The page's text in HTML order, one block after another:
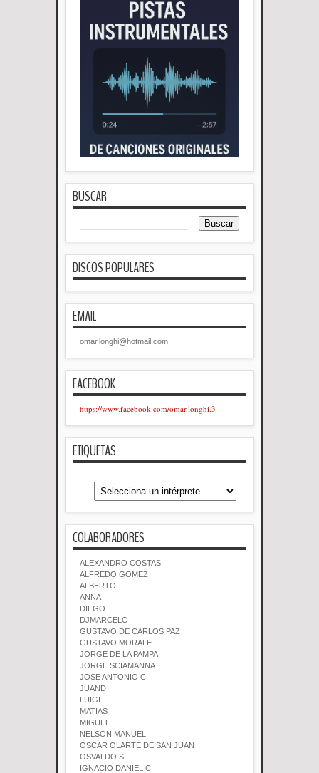
BUSCAR
DISCOS POPULARES
EMAIL
omar.longhi@hotmail.com
FACEBOOK
https://www.facebook.com/omar.longhi.3
ETIQUETAS
COLABORADORES
ALEXANDRO COSTAS
ALFREDO GOMEZ
ALBERTO
ANNA
DIEGO
DJMARCELO
GUSTAVO DE CARLOS PAZ
GUSTAVO MORALE
JORGE DE LA PAMPA
JORGE SCIAMANNA
JOSE ANTONIO C.
JUAND
LUIGI
MATIAS
MIGUEL
NELSON MANUEL
OSCAR OLARTE DE SAN JUAN
OSVALDO S.
IGNACIO DANIEL C.